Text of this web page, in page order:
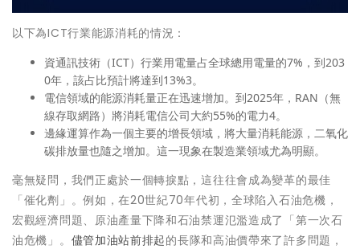
以下為ICT行業能源消耗的情況：
資通訊技術（ICT）行業用電量占全球總用電量的7%，到203
0年，該占比預計將達到13%3。
電信領域的能源消耗量正在迅速增加。到2025年，RAN（無
線存取網路）將消耗電信公司大約55%的電力4。
邊緣運算作為一個主要的增長領域，將大量消耗能源，二氧化
碳排放量也隨之增加。這一現象在製造業領域尤為明顯。
毫無疑問，我們正處於一個轉捩點，這往往會成為變革的最佳
「催化劑」。例如，在20世紀70年代初，全球陷入石油危機，
宏觀經濟問題、原油產量下降和石油禁運氾濫造成了「第一次石
油危機」。 儘管加油站前排起的長隊和高油價帶來了許多問題，